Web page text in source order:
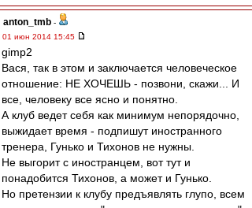
anton_tmb -
01 июн 2014 15:45
gimp2
Вася, так в этом и заключается человеческое
отношение: НЕ ХОЧЕШЬ - позвони, скажи... И
все, человеку все ясно и понятно.
А клуб ведет себя как минимум непорядочно,
выжидает время - подпишут иностранного
тренера, Гунько и Тихонов не нужны.
Не выгорит с иностранцем, вот тут и
понадобится Тихонов, а может и Гунько.
Но претензии к клубу предъявлять глупо, всем